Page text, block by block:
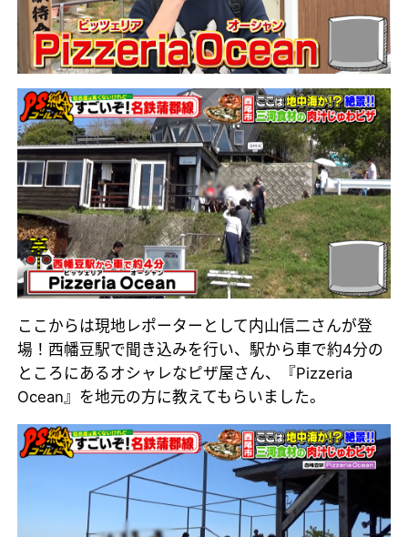
ここからは現地レポーターとして内山信二さんが登
場！西幡豆駅で聞き込みを行い、駅から車で約4分の
ところにあるオシャレなピザ屋さん、『Pizzeria
Ocean』を地元の方に教えてもらいました。